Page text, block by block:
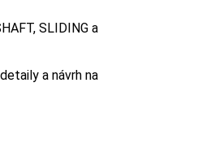
SLIDING a
a návrh na